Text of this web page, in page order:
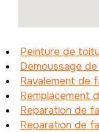
Peinture de
Demoussage
Ravalement de
Remplacement
Reparation de
Reparation de